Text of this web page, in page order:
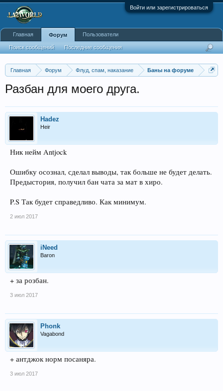
Войти или зарегистрироваться
Главная Форум Флуд, спам, наказание Баны на форуме
Разбан для моего друга.
Hadez
Heir
Ник нейм Antjock
Ошибку осознал, сделал выводы, так больше не будет делать.
Предыстория, получил бан чата за мат в хиро.
P.S Так будет справедливо. Как минимум.
2 июл 2017
iNeed
Baron
+ за розбан.
3 июл 2017
Phonk
Vagabond
+ антджок норм посаняра.
3 июл 2017
Главная Форум
Поиск сообщений Последние сообщения
Пользователи